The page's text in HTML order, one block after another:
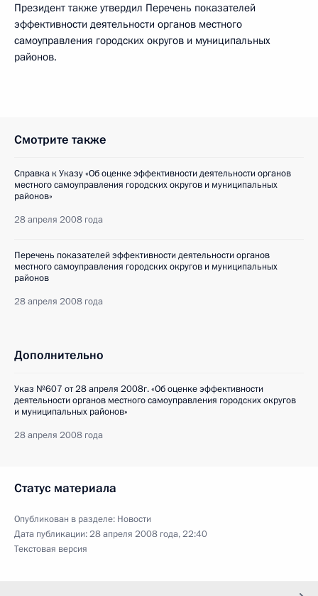
Президент также утвердил Перечень показателей
эффективности деятельности органов местного
самоуправления городских округов и муниципальных
районов.
Смотрите также
Справка к Указу «Об оценке эффективности деятельности органов
местного самоуправления городских округов и муниципальных
районов»
28 апреля 2008 года
Перечень показателей эффективности деятельности органов
местного самоуправления городских округов и муниципальных
районов
28 апреля 2008 года
Дополнительно
Указ №607 от 28 апреля 2008г. «Об оценке эффективности
деятельности органов местного самоуправления городских округов
и муниципальных районов»
28 апреля 2008 года
Статус материала
Опубликован в разделе: Новости
Дата публикации:28 апреля 2008 года, 22:40
Текстовая версия